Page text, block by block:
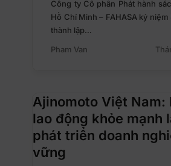
Công ty Cổ phần Phát hành
Hồ Chí Minh – FAHASA kỷ
thành lập…
Pham Van
Ajinomoto Việt Nam:
lao động khỏe mạnh
phát triển doanh
vững